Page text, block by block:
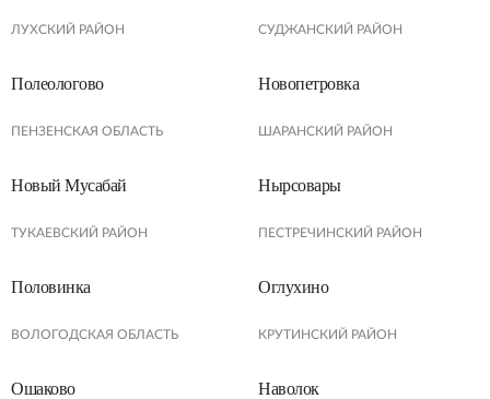
ЛУХСКИЙ РАЙОН СУДЖАНСКИЙ РАЙОН
Полеологово
ПЕНЗЕНСКАЯ ОБЛАСТЬ
Новопетровка
ШАРАНСКИЙ РАЙОН
Новый Мусабай
ТУКАЕВСКИЙ РАЙОН
Нырсовары
ПЕСТРЕЧИНСКИЙ РАЙОН
Половинка
ВОЛОГОДСКАЯ ОБЛАСТЬ
Оглухино
КРУТИНСКИЙ РАЙОН
Ошаково Наволок